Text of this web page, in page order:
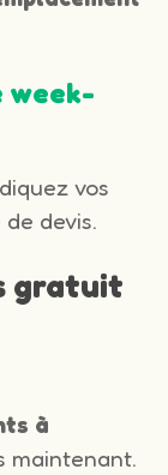
week-
vos
devis.
gratuit
à
maintenant.